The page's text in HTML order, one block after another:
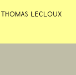
Thomas Lecloux